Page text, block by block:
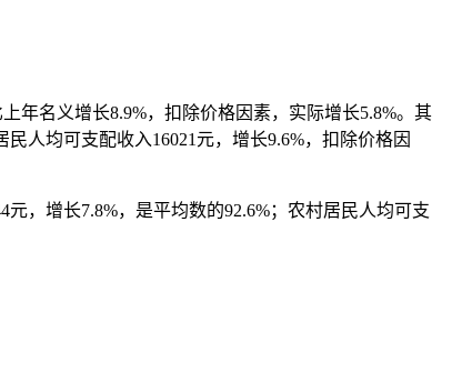
年名义增长8.9%，扣除价格因素，实际增长5.8%。其
人均可支配收入16021元，增长9.6%，扣除价格因
，增长7.8%，是平均数的92.6%；农村居民人均可支